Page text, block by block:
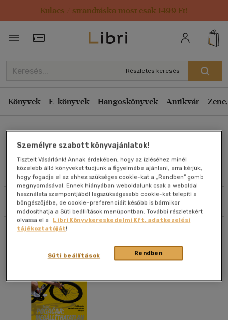
Kulacs / strandtáska most csak 1499 Ft!
Törzsvásárlói Kártya adatai
Részletes keresés
Könyvek E-könyvek Hangoskönyvek Antikvár
Andy McGrath
Művei
Szűrés Rendezés
Rendezés
Kiadás éve szerint csökkenő
Ár szerint csökkenő
Eladott darabszám szerint csökkenő
Eladott darabszám szerint növekvő
Cím szerint A-Z
Szerző szerint A-Z
Megjelenítés
20 db / oldal
Alkalmaz
Személyre szabott könyvajánlatok!
Tisztelt Vásárlónk! Annak érdekében, hogy az ízléséhez minél
közelebb álló könyveket tudjunk a figyelmébe ajánlani, arra kérjük,
hogy fogadja el az ehhez szükséges cookie-kat a „Rendben” gomb
megnyomásával. Ennek hiányában weboldalunk csak a weboldal
használata szempontjából legszükségesebb cookie-kat telepíti a
böngészőjébe, de cookie-preferenciáit később is bármikor
módosíthatja a Süti beállítások menüpontban. További részletekért
olvassa el a
Libri Könyvkereskedelmi Kft. adatkezelési
tájékoztatóját!
Rendben
Süti beállítások